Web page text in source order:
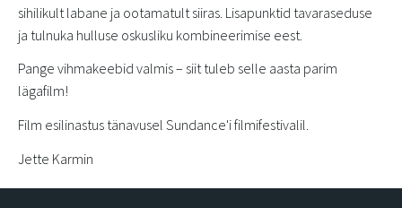
sihilikult labane ja ootamatult siiras. Lisapunktid tavaraseduse
ja tulnuka hulluse oskusliku kombineerimise eest.
Pange vihmakeebid valmis – siit tuleb selle aasta parim
lägafilm!
Film esilinastus tänavusel Sundance'i filmifestivalil.
Jette Karmin